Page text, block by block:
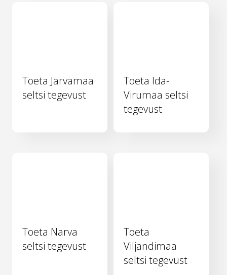
Toeta Järvamaa
seltsi tegevust
Toeta Ida-
Virumaa seltsi
tegevust
Toeta Narva
seltsi tegevust
Toeta
Viljandimaa
seltsi tegevust